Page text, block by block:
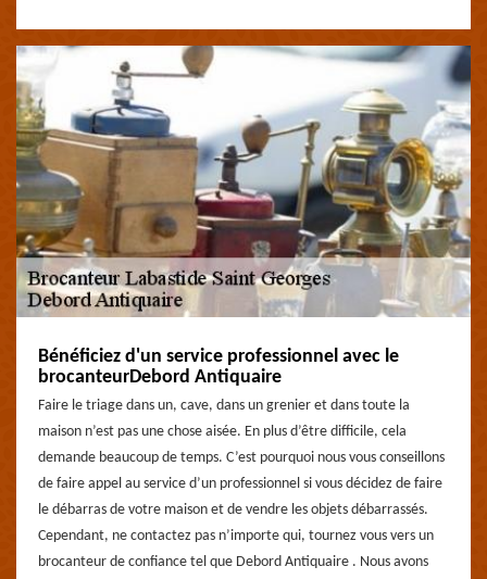
Bénéficiez d'un service professionnel avec le
brocanteurDebord Antiquaire
Faire le triage dans un, cave, dans un grenier et dans toute la
maison n’est pas une chose aisée. En plus d’être difficile, cela
demande beaucoup de temps. C’est pourquoi nous vous conseillons
de faire appel au service d’un professionnel si vous décidez de faire
le débarras de votre maison et de vendre les objets débarrassés.
Cependant, ne contactez pas n’importe qui, tournez vous vers un
brocanteur de confiance tel que Debord Antiquaire . Nous avons